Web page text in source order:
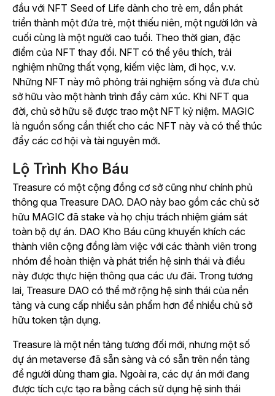
đầu với NFT Seed of Life dành cho trẻ em, dần phát
triển thành một đứa trẻ, một thiếu niên, một người lớn và
cuối cùng là một người cao tuổi. Theo thời gian, đặc
điểm của NFT thay đổi. NFT có thể yêu thích, trải
nghiệm những thất vọng, kiếm việc làm, đi học, v.v.
Những NFT này mô phỏng trải nghiệm sống và đưa chủ
sở hữu vào một hành trình đầy cảm xúc. Khi NFT qua
đời, chủ sở hữu sẽ được trao một NFT kỷ niệm. MAGIC
là nguồn sống cần thiết cho các NFT này và có thể thúc
đẩy các cơ hội và tài nguyên mới.
Lộ Trình Kho Báu
Treasure có một cộng đồng cơ sở cũng như chính phủ
thông qua Treasure DAO. DAO này bao gồm các chủ sở
hữu MAGIC đã stake và họ chịu trách nhiệm giám sát
toàn bộ dự án. DAO Kho Báu cũng khuyến khích các
thành viên cộng đồng làm việc với các thành viên trong
nhóm để hoàn thiện và phát triển hệ sinh thái và điều
này được thực hiện thông qua các ưu đãi. Trong tương
lai, Treasure DAO có thể mở rộng hệ sinh thái của nền
tảng và cung cấp nhiều sản phẩm hơn để nhiều chủ sở
hữu token tận dụng.
Treasure là một nền tảng tương đối mới, nhưng một số
dự án metaverse đã sẵn sàng và có sẵn trên nền tảng
để người dùng tham gia. Ngoài ra, các dự án mới đang
được tích cực tạo ra bằng cách sử dụng hệ sinh thái